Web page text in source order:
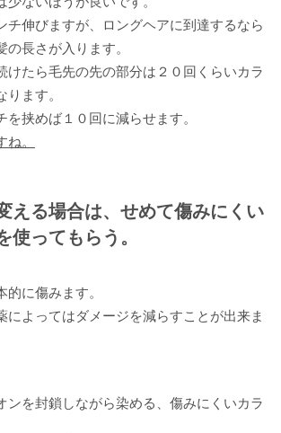
チ伸びますが、ロングヘアに到達するなら
の長さが入ります。
けたら毛先の先の部分は２０回くらいカラ
ます。
を挟めば１０回に減らせます。
。
える場合は、せめて傷みにくい
使ってもらう。
的に傷みます。
によってはダメージを減らすことが出来ま
ンを封鎖しながら染める、傷みにくいカラ